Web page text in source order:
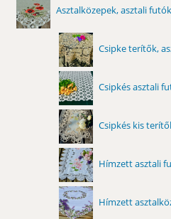
Asztalközepek, asztali futók
Csipke terítők,
Csipkés asztali
Csipkés kis
Hímzett asztali
Hímzett